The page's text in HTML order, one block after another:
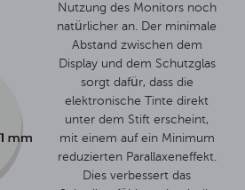
Nutzung des Monitors noch
natürlicher an. Der minimale
Abstand zwischen dem
Display und dem Schutzglas
sorgt dafür, dass die
elektronische Tinte direkt
unter dem Stift erscheint,
mit einem auf ein Minimum
reduzierten Parallaxeneffekt.
Dies verbessert das